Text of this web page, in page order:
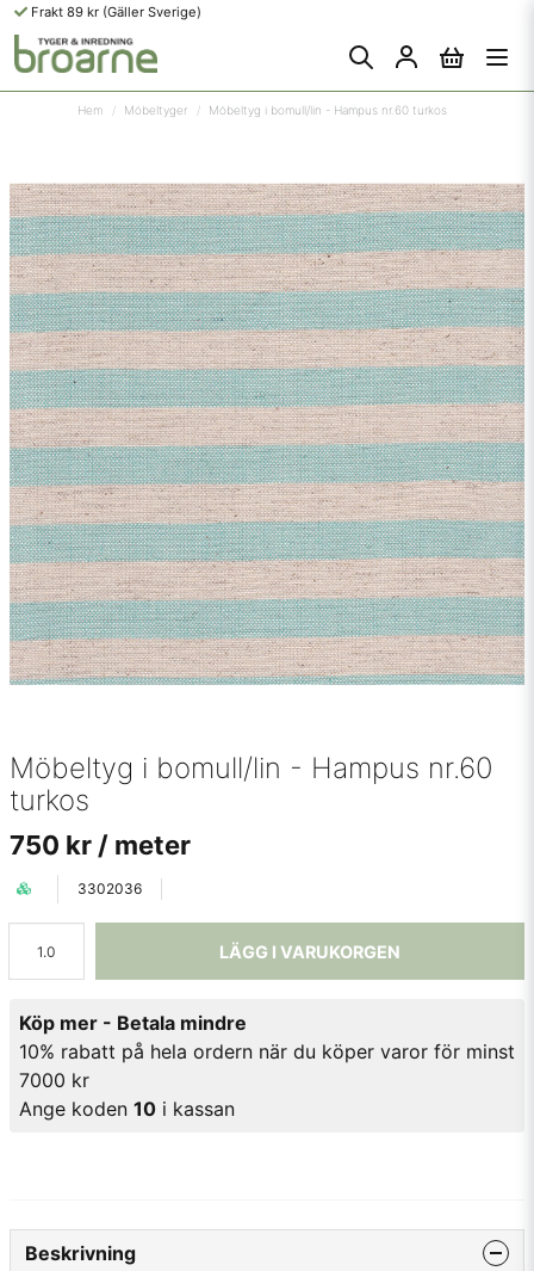
Frakt 89 kr (Gäller Sverige)
Hem Möbeltyger Möbeltyg i bomull/lin - Hampus nr.60 turkos
Möbeltyg i bomull/lin - Hampus nr.60
turkos
750 kr / meter
3302036
LÄGG I VARUKORGEN
Köp mer - Betala mindre
10% rabatt på hela ordern när du köper varor för minst
7000 kr
Ange koden 10 i kassan
Beskrivning